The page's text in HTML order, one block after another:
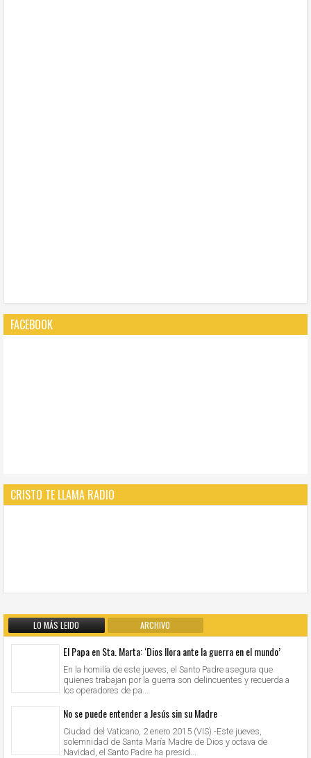
FACEBOOK
CRISTO TE LLAMA RADIO
LO MÁS LEIDO ARCHIVO
El Papa en Sta. Marta: ‘Dios llora ante la guerra en el mundo’
En la homilía de este jueves, el Santo Padre asegura que
quienes trabajan por la guerra son delincuentes y recuerda a
los operadores de pa...
No se puede entender a Jesús sin su Madre
Ciudad del Vaticano, 2 enero 2015 (VIS).-Este jueves,
solemnidad de Santa María Madre de Dios y octava de
Navidad, el Santo Padre ha presid...